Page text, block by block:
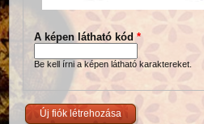
A képen látható kód *
Be kell írni a képen látható karaktereket.